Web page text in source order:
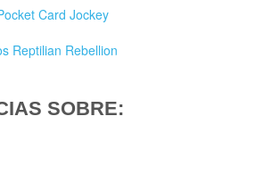
Card Jockey
Reptilian Rebellion
SOBRE: